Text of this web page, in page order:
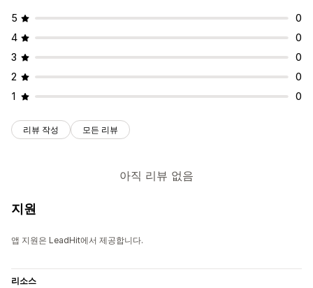
5
0
4
0
3
0
2
0
1
0
리뷰 작성 모든 리뷰
아직 리뷰 없음
지원
앱 지원은 LeadHit에서 제공합니다.
리소스